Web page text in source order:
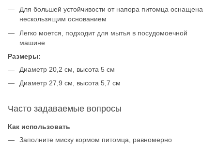
Для большей устойчивости от напора питомца оснащена
нескользящим основанием
Легко моется, подходит для мытья в посудомоечной
машине
Размеры:
Диаметр 20,2 см, высота 5 см
Диаметр 27,9 см, высота 5,7 см
Часто задаваемые вопросы
Как использовать
Заполните миску кормом питомца, равномерно